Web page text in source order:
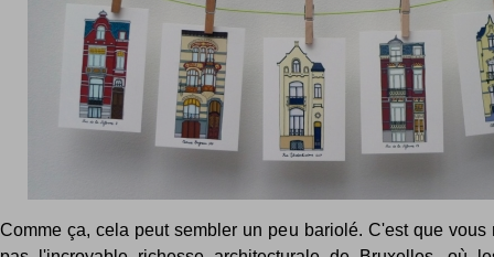
Comme ça, cela peut sembler un peu bariolé. C'est que vous